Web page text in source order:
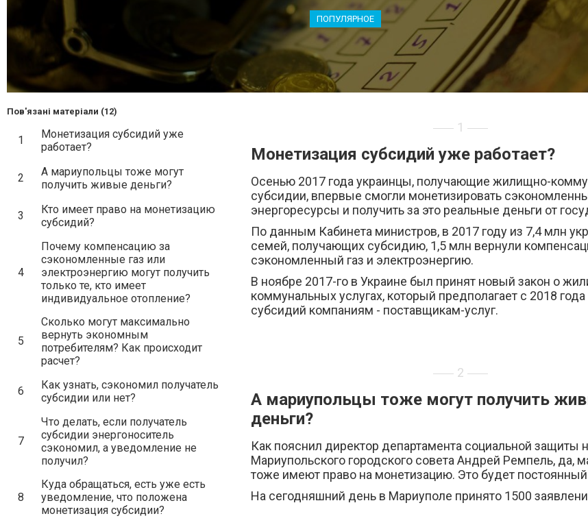
ПОПУЛЯРНОЕ
Пов'язані матеріали (12)
1
Монетизация субсидий уже
работает?
2
А мариупольцы тоже могут
получить живые деньги?
3
Кто имеет право на монетизацию
субсидий?
4
Почему компенсацию за
сэкономленные газ или
электроэнергию могут получить
только те, кто имеет
индивидуальное отопление?
5
Сколько могут максимально
вернуть экономным
потребителям? Как происходит
расчет?
6
Как узнать, сэкономил получатель
субсидии или нет?
7
Что делать, если получатель
субсидии энергоноситель
сэкономил, а уведомление не
получил?
8
Куда обращаться, есть уже есть
уведомление, что положена
монетизация субсидии?
1
Монетизация субсидий уже работает?
Осенью 2017 года украинцы, получающие жилищно-
субсидии, впервые смогли монетизировать
энергоресурсы и получить за это реальные деньги от
По данным Кабинета министров, в 2017 году из 7,4 млн
семей, получающих субсидию, 1,5 млн вернули
сэкономленный газ и электроэнергию.
В ноябре 2017-го в Украине был принят новый закон о
коммунальных услугах, который предполагает с 2018
субсидий компаниям - поставщикам-услуг.
2
А мариупольцы тоже могут получить
деньги?
Как пояснил директор департамента социальной защиты
Мариупольского городского совета Андрей Ремпель, да,
тоже имеют право на монетизацию. Это будет
На сегодняшний день в Мариуполе принято 1500